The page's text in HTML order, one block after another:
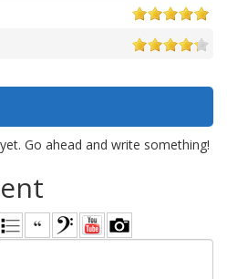
Go ahead and write something!